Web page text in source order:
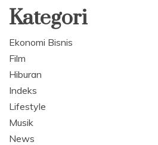
Kategori
Ekonomi Bisnis
Film
Hiburan
Indeks
Lifestyle
Musik
News